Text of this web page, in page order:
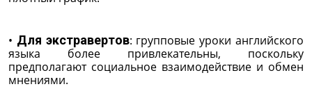
• Для экстравертов: групповые уроки английского
языка более привлекательны, поскольку
предполагают социальное взаимодействие и обмен
мнениями.